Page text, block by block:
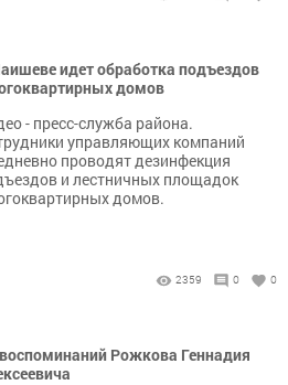
идет обработка подъездов
домов
- пресс-служба района.
управляющих компаний
проводят дезинфекция
и лестничных площадок
домов.
2359 0 0
Рожкова Геннадия